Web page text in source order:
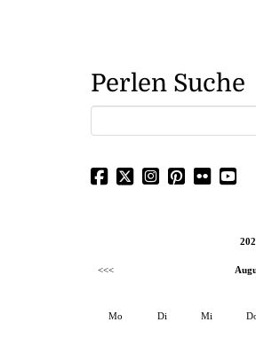
Perlen Suche
<<<
Mo Di Mi